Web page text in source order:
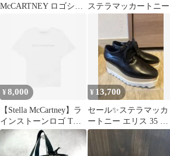
McCARTNEY ロゴショ
ステラマッカートニー
¥8,000
【Stella McCartney】ラ
インストーンロゴ Tシ
ャツ
¥ 13,700
セール✨ステラマッカ
ートニー エリス 35 シ
ューズ ブラック